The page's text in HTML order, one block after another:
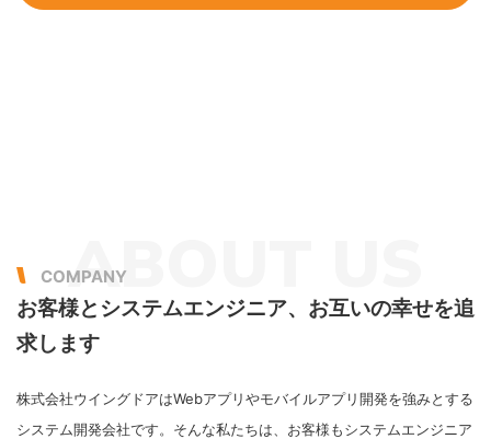
ABOUT US
COMPANY
お客様とシステムエンジニア、 お互いの幸せを追
求します
株式会社ウイングドアはWebアプリやモバイルアプリ開発を強みとする
システム開発会社です。そんな私たちは、お客様もシステムエンジニア